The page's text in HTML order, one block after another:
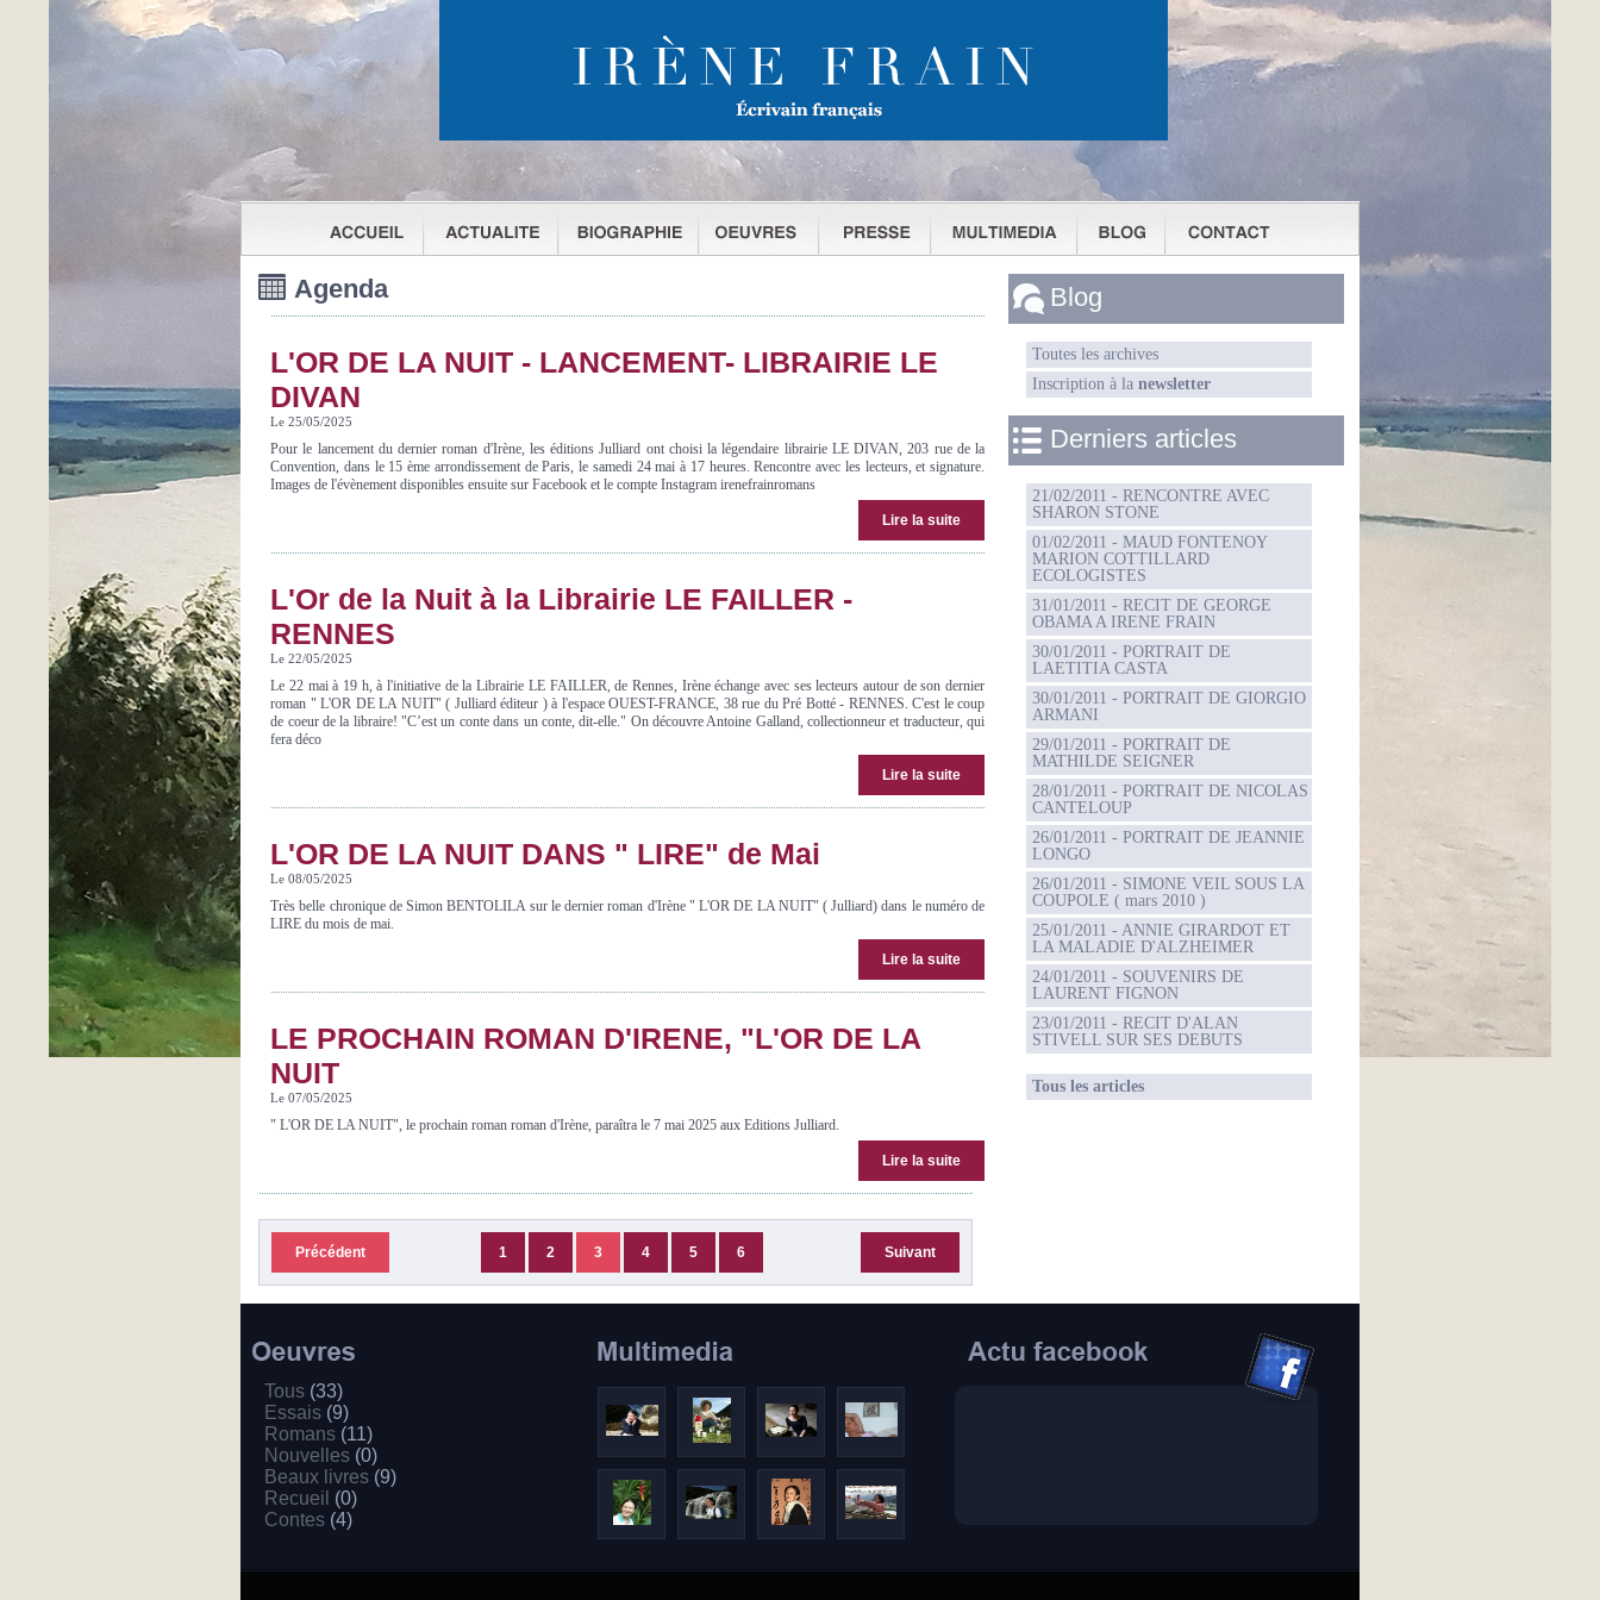
Agenda
L'OR DE LA NUIT - LANCEMENT- LIBRAIRIE LE
DIVAN
Le 25/05/2025
Pour le lancement du dernier roman d'Irène, les éditions Julliard ont choisi la légendaire librairie LE DIVAN, 203 rue de la
Convention, dans le 15 ème arrondissement de Paris, le samedi 24 mai à 17 heures. Rencontre avec les lecteurs, et signature.
Images de l'évènement disponibles ensuite sur Facebook et le compte Instagram irenefrainromans
Lire la suite
L'Or de la Nuit à la Librairie LE FAILLER -
RENNES
Le 22/05/2025
Le 22 mai à 19 h, à l'initiative de la Librairie LE FAILLER, de Rennes, Irène échange avec ses lecteurs autour de son dernier
roman " L'OR DE LA NUIT" ( Julliard éditeur ) à l'espace OUEST-FRANCE, 38 rue du Pré Botté - RENNES. C'est le coup
de coeur de la libraire! "C’est un conte dans un conte, dit-elle." On découvre Antoine Galland, collectionneur et traducteur, qui
fera déco
Lire la suite
L'OR DE LA NUIT DANS " LIRE" de Mai
Le 08/05/2025
Très belle chronique de Simon BENTOLILA sur le dernier roman d'Irène " L'OR DE LA NUIT" ( Julliard) dans le numéro de
LIRE du mois de mai.
Lire la suite
LE PROCHAIN ROMAN D'IRENE, "L'OR DE LA
NUIT
Le 07/05/2025
" L'OR DE LA NUIT", le prochain roman roman d'Irène, paraîtra le 7 mai 2025 aux Editions Julliard.
Lire la suite
Précédent 1 2 3 4 5 6 Suivant
Blog
Toutes les archives
Inscription à lanewsletter
Derniers articles
21/02/2011 - RENCONTRE AVEC
SHARON STONE
01/02/2011 - MAUD FONTENOY
MARION COTTILLARD
ECOLOGISTES
31/01/2011 - RECIT DE GEORGE
OBAMA A IRENE FRAIN
30/01/2011 - PORTRAIT DE
LAETITIA CASTA
30/01/2011 - PORTRAIT DE GIORGIO
ARMANI
29/01/2011 - PORTRAIT DE
MATHILDE SEIGNER
28/01/2011 - PORTRAIT DE NICOLAS
CANTELOUP
26/01/2011 - PORTRAIT DE JEANNIE
LONGO
26/01/2011 - SIMONE VEIL SOUS LA
COUPOLE ( mars 2010 )
25/01/2011 - ANNIE GIRARDOT ET
LA MALADIE D'ALZHEIMER
24/01/2011 - SOUVENIRS DE
LAURENT FIGNON
23/01/2011 - RECIT D'ALAN
STIVELL SUR SES DEBUTS
Tous les articles
Tous (33)
Essais (9)
Romans (11)
Nouvelles (0)
Beaux livres (9)
Recueil (0)
Contes (4)